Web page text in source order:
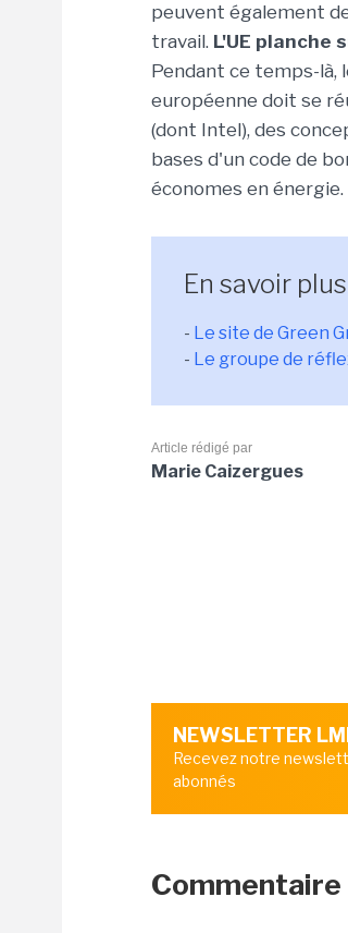
peuvent également
travail. L'UE planche
Pendant ce temps-là,
européenne doit se
(dont Intel), des
bases d'un code de
économes en énergie.
En savoir plus
- Le site de Green
- Le groupe de
Article rédigé par
Marie Caizergues
NEWSLETTER LMI
Recevez notre
abonnés
Commentaire